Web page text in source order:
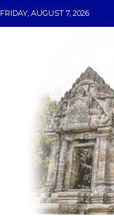
FRIDAY, AUGUST 7, 2026